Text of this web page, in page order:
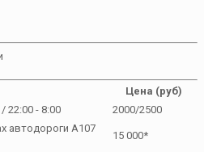
Цена (руб)
22:00 - 8:00
2000/2500
автодороги А107
15 000*